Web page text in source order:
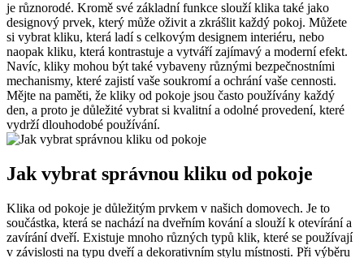
je různorodé.⁣ Kromě své základní funkce slouží ⁣klika také jako
designový prvek, který může oživit a zkrášlit každý ‍pokoj. Můžete
si vybrat kliku, která ladí‍ s celkovým designem‌ interiéru, nebo
naopak kliku,‍ která kontrastuje a vytváří zajímavý⁣ a​ moderní efekt.
Navíc, ‌kliky‌ mohou být také vybaveny různými bezpečnostními
mechanismy, které⁣ zajistí vaše soukromí a ochrání vaše cennosti.
Mějte na paměti, že kliky od pokoje⁣ jsou často používány každý
‌den, a proto je důležité vybrat si kvalitní a odolné provedení, které
vydrží dlouhodobé používání.
Jak vybrat správnou kliku od​ pokoje
Klika ‍od pokoje je ⁢důležitým prvkem v našich⁢ domovech. Je to
součástka, která se nachází na dveřním kování a slouží k ‍otevírání a
zavírání dveří. Existuje mnoho různých ⁢typů klik, které se používají
v závislosti na typu dveří a dekorativním stylu‌ místnosti. Při výběru